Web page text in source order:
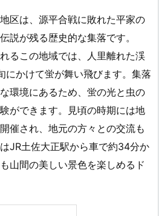
区は、源平合戦に敗れた平家の
説が残る歴史的な集落です。
るこの地域では、人里離れた渓
にかけて蛍が舞い飛びます。集落
環境にあるため、蛍の光と虫の
ができます。見頃の時期には地
催され、地元の方々との交流も
JR土佐大正駅から車で約34分か
山間の美しい景色を楽しめるド